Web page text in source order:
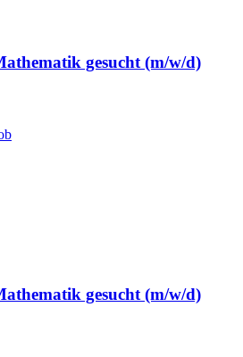
gesucht (m/w/d)
gesucht (m/w/d)